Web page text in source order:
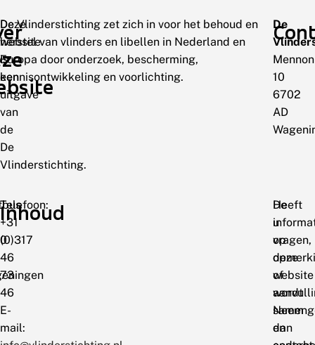
Deze
website
is
een
uitgave
van
de
De
Vlinderstichting.
De Vlinderstichting zet zich in voor het behoud en
herstel van vlinders en libellen in Nederland en
Europa door onderzoek, bescherming,
kennisontwikkeling en voorlichting.
De
10
6702
AD
Telefoon:
+31
(0)317
46
73
46
E-
mail:
Inhoud
De
op
deze
website
wordt
en
Heeft
u
vragen,
of
Neem
dan